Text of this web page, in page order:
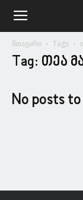
მთავარი Tags
Tag: თეა
No posts